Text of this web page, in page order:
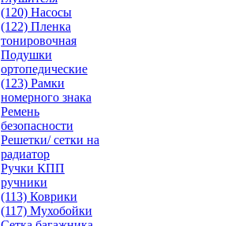
(120) Насосы
(122) Пленка
тонировочная
Подушки
ортопедические
(123) Рамки
номерного знака
Ремень
безопасности
Решетки/ сетки на
радиатор
Ручки КПП
ручники
(113) Коврики
(117) Мухобойки